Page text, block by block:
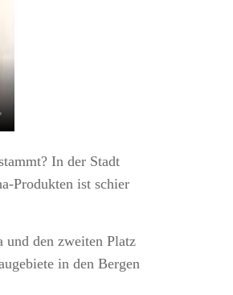
In der Stadt
Produkten ist schier
den zweiten Platz
in den Bergen